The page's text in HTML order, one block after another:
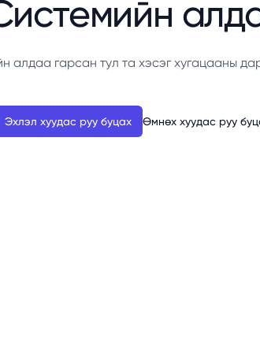
алдаа гарсан тул та хэсэг хугацааны
Эхлэл хуудас руу буцах Өмнөх хуудас руу